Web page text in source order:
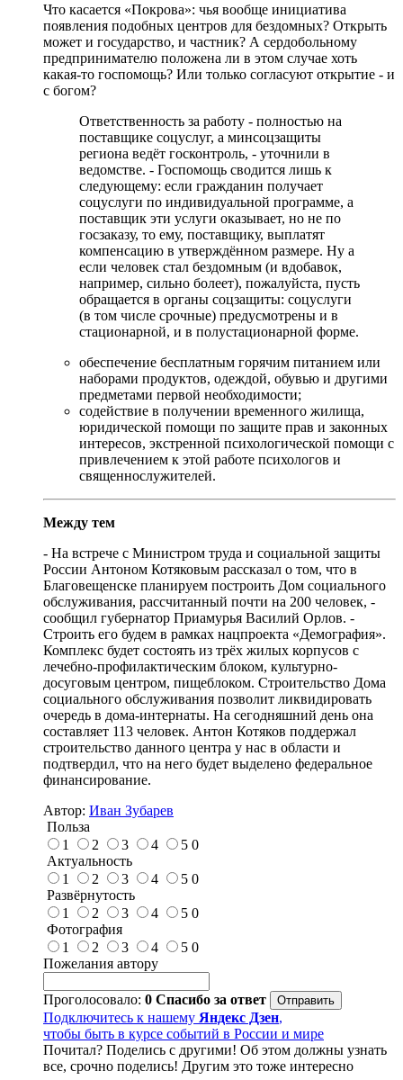
Что касается «Покрова»: чья вообще инициатива
появления подобных центров для бездомных? Открыть
может и государство, и частник? А сердобольному
предпринимателю положена ли в этом случае хоть
какая-то госпомощь? Или только согласуют открытие - и
с богом?
Ответственность за работу - полностью на
поставщике соцуслуг, а минсоцзащиты
региона ведёт госконтроль, - уточнили в
ведомстве. - Госпомощь сводится лишь к
следующему: если гражданин получает
соцуслуги по индивидуальной программе, а
поставщик эти услуги оказывает, но не по
госзаказу, то ему, поставщику, выплатят
компенсацию в утверждённом размере. Ну а
если человек стал бездомным (и вдобавок,
например, сильно болеет), пожалуйста, пусть
обращается в органы соцзащиты: соцуслуги
(в том числе срочные) предусмотрены и в
стационарной, и в полустационарной форме.
обеспечение бесплатным горячим питанием или
наборами продуктов, одеждой, обувью и другими
предметами первой необходимости;
содействие в получении временного жилища,
юридической помощи по защите прав и законных
интересов, экстренной психологической помощи с
привлечением к этой работе психологов и
священнослужителей.
Между тем
- На встрече с Министром труда и социальной защиты
России Антоном Котяковым рассказал о том, что в
Благовещенске планируем построить Дом социального
обслуживания, рассчитанный почти на 200 человек, -
сообщил губернатор Приамурья Василий Орлов. -
Строить его будем в рамках нацпроекта «Демография».
Комплекс будет состоять из трёх жилых корпусов с
лечебно-профилактическим блоком, культурно-
досуговым центром, пищеблоком. Строительство Дома
социального обслуживания позволит ликвидировать
очередь в дома-интернаты. На сегодняшний день она
составляет 113 человек. Антон Котяков поддержал
строительство данного центра у нас в области и
подтвердил, что на него будет выделено федеральное
финансирование.
Автор: Иван Зубарев
Польза
1
2 3 4 5 0
Актуальность
1
2 3 4 5 0
Развёрнутость
1
2 3 4 5 0
Фотография
1
2 3 4 5 0
Пожелания автору
Проголосовало: 0 Спасибо за ответ
Подключитесь к нашему Яндекс Дзен,
чтобы быть в курсе событий в России и мире
Почитал? Поделись с другими! Об этом должны узнать
все, срочно поделись! Другим это тоже интересно